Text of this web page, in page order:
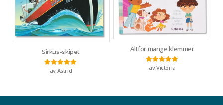
Sirkus-skipet
Vurdert5
av Astrid
Altfor mange klemmer
Vurdert5av 5
av Victoria